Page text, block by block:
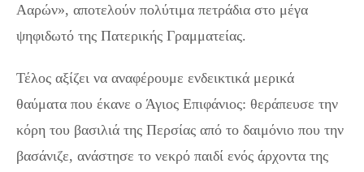
Ααρών», αποτελούν πολύτιμα πετράδια στο μέγα
ψηφιδωτό της Πατερικής Γραμματείας.
Τέλος αξίζει να αναφέρουμε ενδεικτικά μερικά
θαύματα που έκανε ο Άγιος Επιφάνιος: θεράπευσε την
κόρη του βασιλιά της Περσίας από το δαιμόνιο που την
βασάνιζε, ανάστησε το νεκρό παιδί ενός άρχοντα της